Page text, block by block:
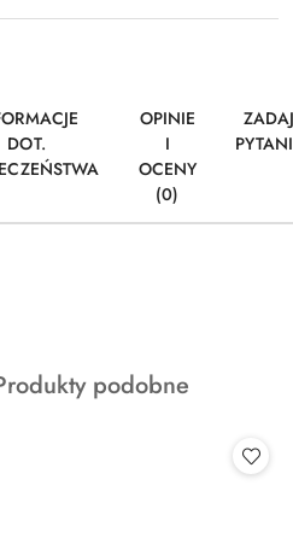
DOT.
OPINIE
I
OCENY
(0)
podobne